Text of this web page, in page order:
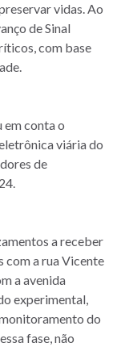
vidas. Ao
de Sinal
com base
em conta o
viária do
de
a receber
com a rua Vicente
a avenida
experimental,
do
fase, não